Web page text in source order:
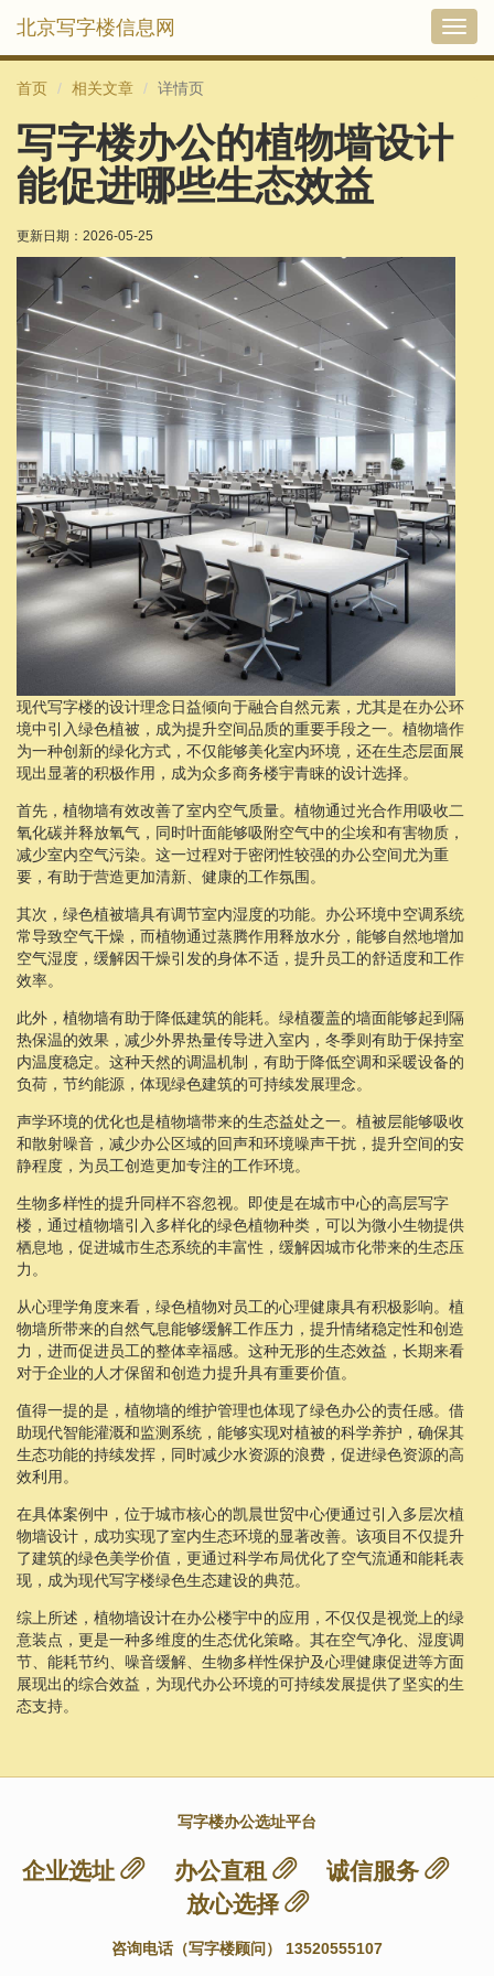
切
北京写字楼信息网
首页 相关文章 详情页
写字楼办公的植物墙设计
能促进哪些生态效益
更新日期： 2026-05-25
现代写字楼的设计理念日益倾向于融合自然元素，尤其是在办公环
境中引入绿色植被，成为提升空间品质的重要手段之一。植物墙作
为一种创新的绿化方式，不仅能够美化室内环境，还在生态层面展
现出显著的积极作用，成为众多商务楼宇青睐的设计选择。
首先，植物墙有效改善了室内空气质量。植物通过光合作用吸收二
氧化碳并释放氧气，同时叶面能够吸附空气中的尘埃和有害物质，
减少室内空气污染。这一过程对于密闭性较强的办公空间尤为重
要，有助于营造更加清新、健康的工作氛围。
其次，绿色植被墙具有调节室内湿度的功能。办公环境中空调系统
常导致空气干燥，而植物通过蒸腾作用释放水分，能够自然地增加
空气湿度，缓解因干燥引发的身体不适，提升员工的舒适度和工作
效率。
此外，植物墙有助于降低建筑的能耗。绿植覆盖的墙面能够起到隔
热保温的效果，减少外界热量传导进入室内，冬季则有助于保持室
内温度稳定。这种天然的调温机制，有助于降低空调和采暖设备的
负荷，节约能源，体现绿色建筑的可持续发展理念。
声学环境的优化也是植物墙带来的生态益处之一。植被层能够吸收
和散射噪音，减少办公区域的回声和环境噪声干扰，提升空间的安
静程度，为员工创造更加专注的工作环境。
生物多样性的提升同样不容忽视。即使是在城市中心的高层写字
楼，通过植物墙引入多样化的绿色植物种类，可以为微小生物提供
栖息地，促进城市生态系统的丰富性，缓解因城市化带来的生态压
力。
从心理学角度来看，绿色植物对员工的心理健康具有积极影响。植
物墙所带来的自然气息能够缓解工作压力，提升情绪稳定性和创造
力，进而促进员工的整体幸福感。这种无形的生态效益，长期来看
对于企业的人才保留和创造力提升具有重要价值。
值得一提的是，植物墙的维护管理也体现了绿色办公的责任感。借
助现代智能灌溉和监测系统，能够实现对植被的科学养护，确保其
生态功能的持续发挥，同时减少水资源的浪费，促进绿色资源的高
效利用。
在具体案例中，位于城市核心的凯晨世贸中心便通过引入多层次植
物墙设计，成功实现了室内生态环境的显著改善。该项目不仅提升
了建筑的绿色美学价值，更通过科学布局优化了空气流通和能耗表
现，成为现代写字楼绿色生态建设的典范。
综上所述，植物墙设计在办公楼宇中的应用，不仅仅是视觉上的绿
意装点，更是一种多维度的生态优化策略。其在空气净化、湿度调
节、能耗节约、噪音缓解、生物多样性保护及心理健康促进等方面
展现出的综合效益，为现代办公环境的可持续发展提供了坚实的生
态支持。
写字楼办公选址平台
企业选址 办公直租
诚信服务
放心选择
咨询电话（写字楼顾问） 13520555107